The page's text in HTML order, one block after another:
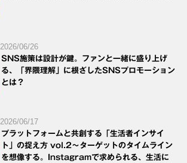
2026/06/26
SNS施策は設計が鍵。ファンと一緒に盛り上げ
る、「界隈理解」に根ざしたSNSプロモーション
とは？
2026/06/17
プラットフォームと共創する「生活者インサイ
ト」の捉え方 vol.2～ターゲットのタイムライン
を想像する。Instagramで求められる、生活に